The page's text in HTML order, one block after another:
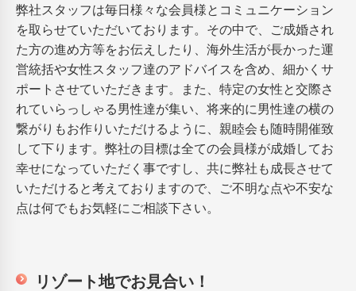
弊社スタッフは毎日様々な会員様とコミュニケーション
を取らせていただいております。その中で、ご成婚され
た方の進め方等をお伝えしたり、海外生活が長かった運
営統括や女性スタッフ達のアドバイスを含め、細かくサ
ポートさせていただきます。また、特定の女性と交際さ
れていらっしゃる男性達が集い、将来的に男性達の横の
繋がりもお作りいただけるように、親睦会も随時開催致
して下ります。弊社の目標は全ての会員様が成婚してお
幸せになっていただく事ですし、共に弊社も成長させて
いただけると考えておりますので、ご不明な点や不安な
点は何でもお気軽にご相談下さい。
リゾート地でお見合い！